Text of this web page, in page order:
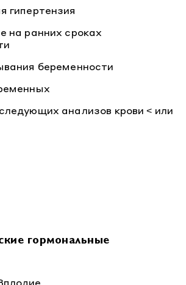
гипертензия
на ранних сроках
беременности
анализов крови < или
гормональные